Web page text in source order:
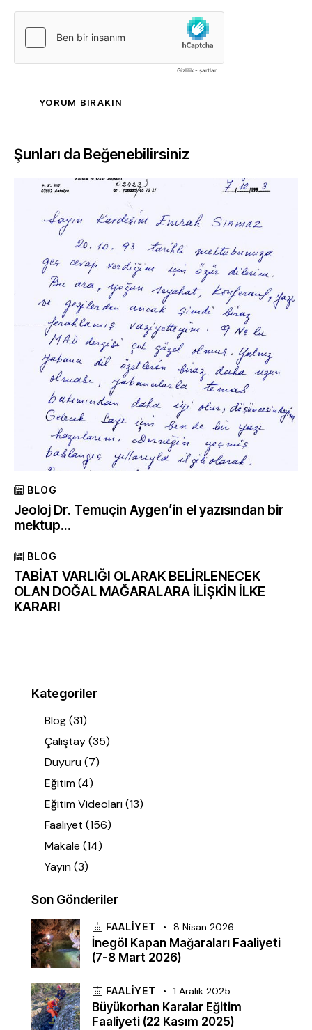
Şunları da Beğenebilirsiniz
BLOG
Jeoloj Dr. Temuçin Aygen’in el yazısından bir
mektup…
BLOG
TABİAT VARLIĞI OLARAK BELİRLENECEK
OLAN DOĞAL MAĞARALARA İLİŞKİN İLKE
KARARI
Kategoriler
Blog(31)
Çalıştay(35)
Duyuru(7)
Eğitim(4)
Eğitim Videoları(13)
Faaliyet (156)
Makale (14)
Yayın(3)
Son Gönderiler
FAALIYET 8 Nisan 2026
İnegöl Kapan Mağaraları Faaliyeti
(7-8 Mart 2026)
FAALIYET 1 Aralık 2025
Büyükorhan Karalar Eğitim
Faaliyeti (22 Kasım 2025)